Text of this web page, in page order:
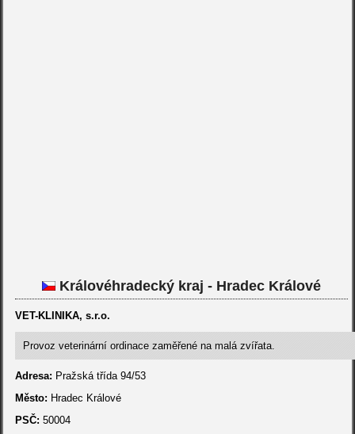
Královéhradecký kraj - Hradec Králové
VET-KLINIKA, s.r.o.
Provoz veterinární ordinace zaměřené na malá zvířata.
Adresa: Pražská třída 94/53
Město: Hradec Králové
PSČ: 50004